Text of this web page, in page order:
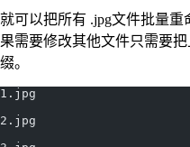
就可以把所有 .jpg文件批量重
果需要修改其他文件只需要把
缀。
1.jpg
2.jpg